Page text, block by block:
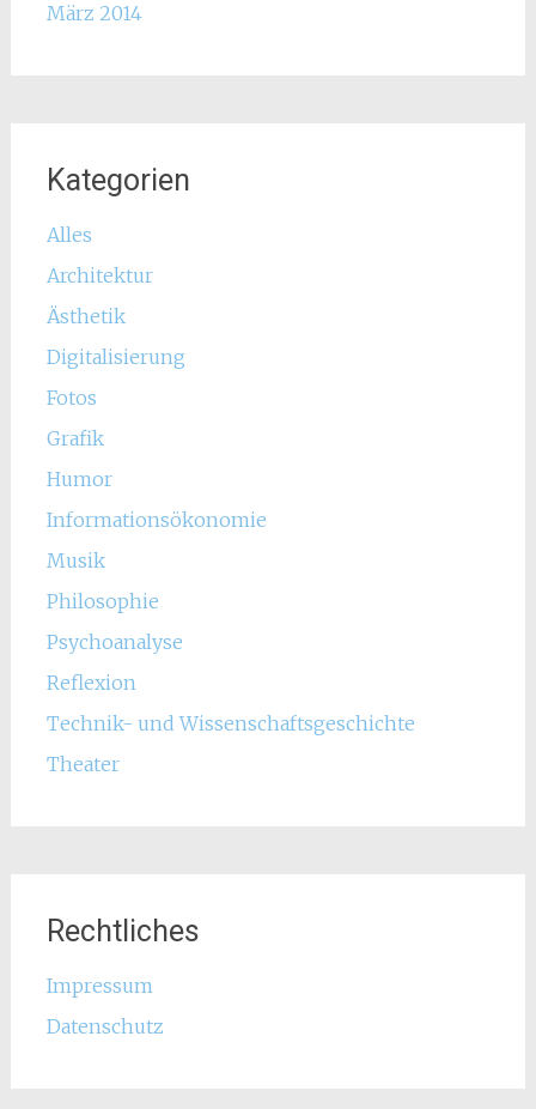
März 2014
Kategorien
Alles
Architektur
Ästhetik
Digitalisierung
Fotos
Grafik
Humor
Informationsökonomie
Musik
Philosophie
Psychoanalyse
Reflexion
Technik- und Wissenschaftsgeschichte
Theater
Rechtliches
Impressum
Datenschutz